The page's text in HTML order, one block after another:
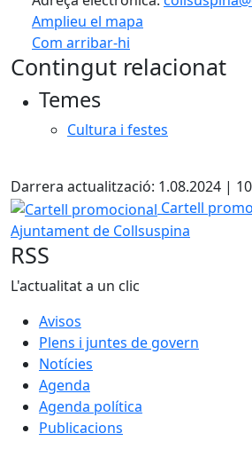
Amplieu el mapa
Com arribar-hi
+
Contingut relacionat
Temes
Cultura i festes
Darrera actualització: 1.08.2024 |
Cartell promocional
Cartell
Ajuntament de Collsuspina
RSS
L'actualitat a un clic
Avisos
Plens i juntes de govern
Notícies
Agenda
Agenda política
Publicacions